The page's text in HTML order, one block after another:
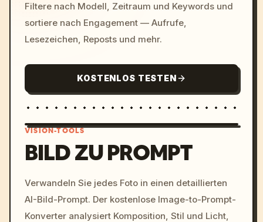
Filtere nach Modell, Zeitraum und Keywords und
sortiere nach Engagement — Aufrufe,
Lesezeichen, Reposts und mehr.
KOSTENLOS TESTEN
c, cyberpunk sunset, neon
colors, 8k --v 6.0
VISION-TOOLS
BILD ZU PROMPT
Verwandeln Sie jedes Foto in einen detaillierten
AI-Bild-Prompt. Der kostenlose Image-to-Prompt-
Konverter analysiert Komposition, Stil und Licht,